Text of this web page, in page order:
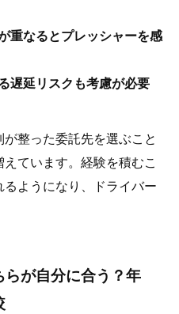
重なるとプレッシャーを感
遅延リスクも考慮が必要
整った委託先を選ぶこと
ています。経験を積むこ
ようになり、ドライバー
が自分に合う？年